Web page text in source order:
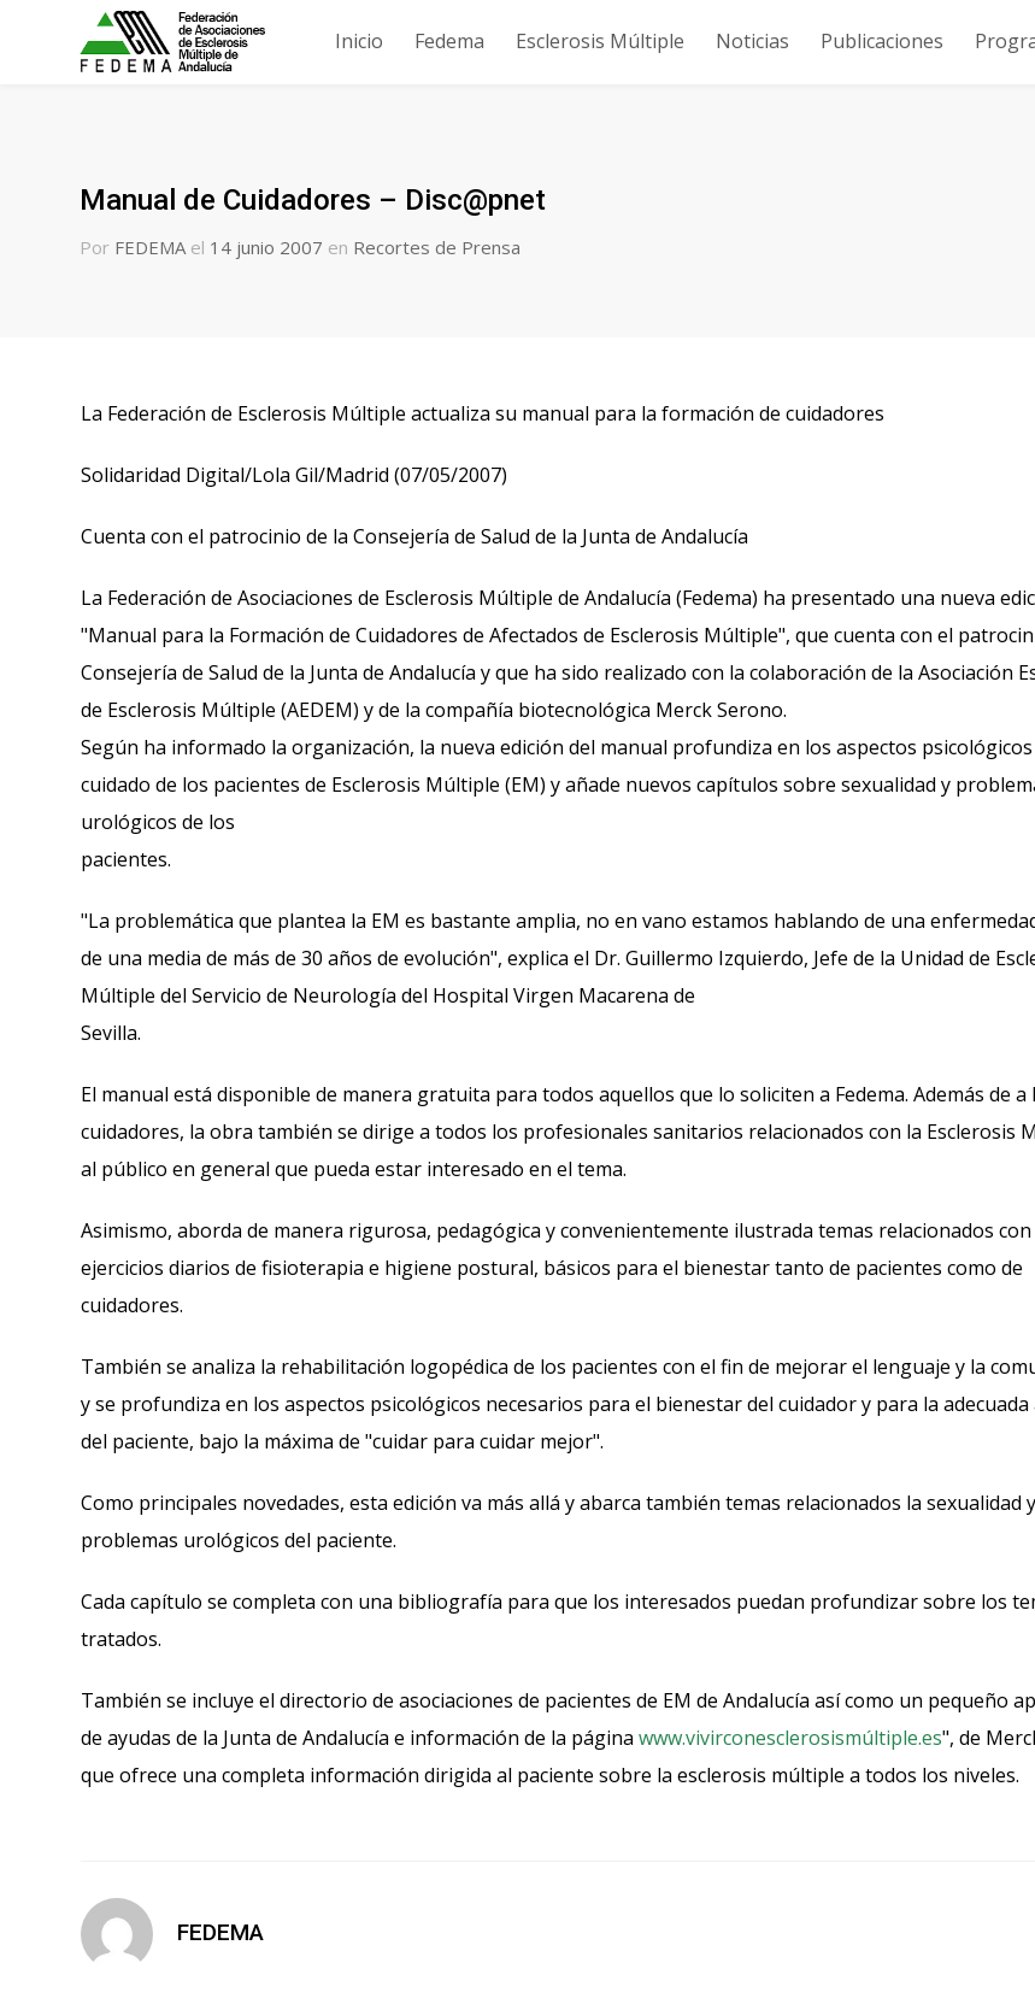
Inicio Fedema Esclerosis Múltiple Noticias Publicaciones
Manual de Cuidadores – Disc@pnet
Por FEDEMA el 14 junio 2007 en Recortes de Prensa
La Federación de Esclerosis Múltiple actualiza su manual para la formación de cuidadores
Solidaridad Digital/Lola Gil/Madrid (07/05/2007)
Cuenta con el patrocinio de la Consejería de Salud de la Junta de Andalucía
La Federación de Asociaciones de Esclerosis Múltiple de Andalucía (Fedema) ha presentado una nueva
"Manual para la Formación de Cuidadores de Afectados de Esclerosis Múltiple", que cuenta con el
Consejería de Salud de la Junta de Andalucía y que ha sido realizado con la colaboración de la Asociación
de Esclerosis Múltiple (AEDEM) y de la compañía biotecnológica Merck Serono.
Según ha informado la organización, la nueva edición del manual profundiza en los aspectos psicológicos
cuidado de los pacientes de Esclerosis Múltiple (EM) y añade nuevos capítulos sobre sexualidad y
urológicos de los
pacientes.
"La problemática que plantea la EM es bastante amplia, no en vano estamos hablando de una
de una media de más de 30 años de evolución", explica el Dr. Guillermo Izquierdo, Jefe de la Unidad de
Múltiple del Servicio de Neurología del Hospital Virgen Macarena de
Sevilla.
El manual está disponible de manera gratuita para todos aquellos que lo soliciten a Fedema. Además de a
cuidadores, la obra también se dirige a todos los profesionales sanitarios relacionados con la Esclerosis
al público en general que pueda estar interesado en el tema.
Asimismo, aborda de manera rigurosa, pedagógica y convenientemente ilustrada temas relacionados con
ejercicios diarios de fisioterapia e higiene postural, básicos para el bienestar tanto de pacientes como de
cuidadores.
También se analiza la rehabilitación logopédica de los pacientes con el fin de mejorar el lenguaje y la
y se profundiza en los aspectos psicológicos necesarios para el bienestar del cuidador y para la
del paciente, bajo la máxima de "cuidar para cuidar mejor".
Como principales novedades, esta edición va más allá y abarca también temas relacionados la sexualidad
problemas urológicos del paciente.
Cada capítulo se completa con una bibliografía para que los interesados puedan profundizar sobre los
tratados.
También se incluye el directorio de asociaciones de pacientes de EM de Andalucía así como un pequeño
de ayudas de la Junta de Andalucía e información de la página www.vivirconesclerosismúltiple.es", de
que ofrece una completa información dirigida al paciente sobre la esclerosis múltiple a todos los niveles.
FEDEMA